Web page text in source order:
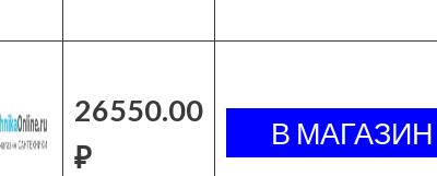
26550.00
₽